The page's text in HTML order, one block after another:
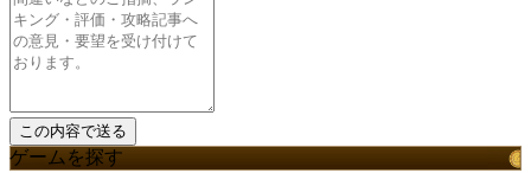
ゲームを探す